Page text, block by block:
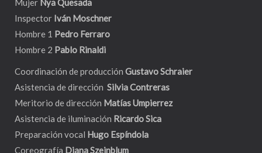
Mujer Nya Quesada
Inspector Iván Moschner
Hombre 1 Pedro Ferraro
Hombre 2 Pablo Rinaldi
Coordinación de producción Gustavo Schraier
Asistencia de dirección Silvia Contreras
Meritorio de dirección Matías Umpierrez
Asistencia de iluminación Ricardo Sica
Preparación vocal Hugo Espíndola
Coreografía Diana Szeinblum